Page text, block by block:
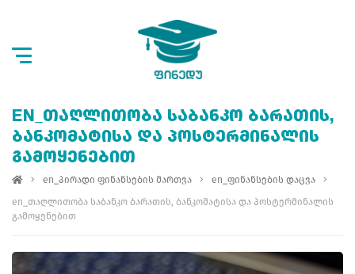
EN_ᲗᲐᲦᲚᲘᲗᲝᲑᲐ ᲡᲐᲑᲐᲜᲙᲝ ᲑᲐᲠᲐᲗᲘᲡ,
ᲑᲐᲜᲙᲝᲛᲐᲢᲘᲡᲐ ᲓᲐ ᲞᲝᲡᲢᲔᲠᲛᲘᲜᲐᲚᲘᲡ
ᲒᲐᲛᲝᲧᲔᲜᲔᲑᲘᲗ
en_პირადი ფინანსების მართვა
en_ფინანსების დაცვა
en_თაღლითობა საბანკო ბარათის, ბანკომატისა და პოსტერმინალის
გამოყენებით